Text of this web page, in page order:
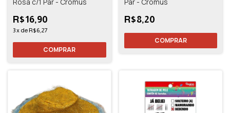
R$16,90
3x de R$6,27
R$8,20